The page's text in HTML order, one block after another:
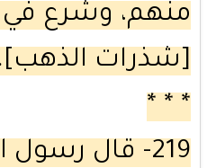
منهم، وشرع في
[شذرات الذهب].
* * *
219- قال رسول